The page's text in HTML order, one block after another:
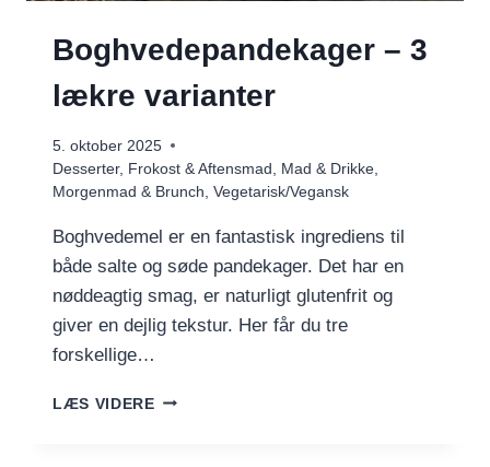
Boghvedepandekager – 3
lækre varianter
5. oktober 2025
Desserter, Frokost & Aftensmad Mad & Drikke
Morgenmad & Brunch Vegetarisk/Vegansk
Boghvedemel er en fantastisk ingrediens til
både salte og søde pandekager. Det har en
nøddeagtig smag, er naturligt glutenfrit og
giver en dejlig tekstur. Her får du tre
forskellige…
LÆS VIDEREBOGHVEDEPANDEKAGER